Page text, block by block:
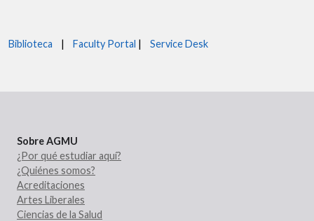
Biblioteca | Faculty Portal | Service Desk
Sobre AGMU
¿Por qué estudiar aquí?
¿Quiénes somos?
Acreditaciones
Artes Liberales
Ciencias de la Salud